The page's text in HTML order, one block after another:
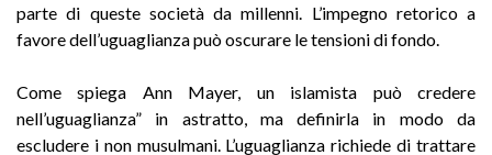
parte di queste società da millenni. L’impegno retorico a
favore dell’uguaglianza può oscurare le tensioni di fondo.
Come spiega Ann Mayer, un islamista può credere
nell’uguaglianza” in astratto, ma definirla in modo da
escludere i non musulmani. L’uguaglianza richiede di trattare